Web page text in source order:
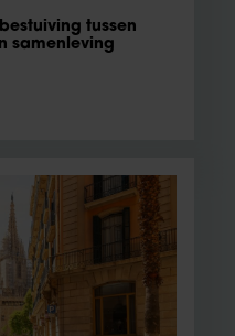
tussen
samenleving